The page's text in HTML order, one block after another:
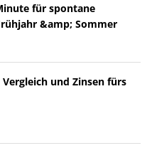
für spontane
&amp; Sommer
Vergleich und Zinsen fürs